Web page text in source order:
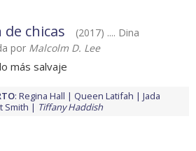
de chicas
(2017) .... Dina
por Malcolm D. Lee
más salvaje
: Regina Hall Queen Latifah
Jada
Smith
Tiffany Haddish